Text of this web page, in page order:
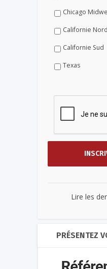
Chicago
Californie Nord
Californie Sud
Texas
Lire les
PRÉSENTEZ